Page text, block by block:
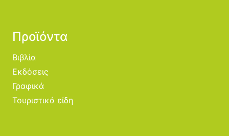
Προϊόντα
Βιβλία
Εκδόσεις
Γραφικά
Τουριστικά είδη